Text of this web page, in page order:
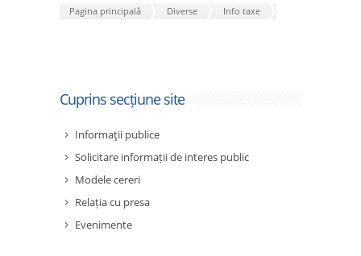
Pagina principală Diverse Info taxe
Cuprins secțiune site
Informaţii publice
Solicitare informații de interes public
Modele cereri
Relația cu presa
Evenimente